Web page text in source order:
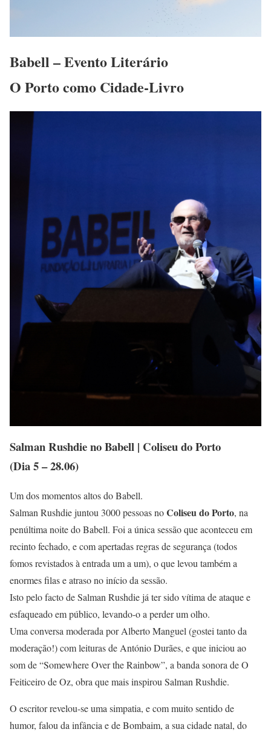
Babell – Evento Literário
O Porto como Cidade-Livro
Salman Rushdie no Babell | Coliseu do Porto
(Dia 5 – 28.06)
Um dos momentos altos do Babell.
Salman Rushdie juntou 3000 pessoas noColiseu do Porto, na
penúltima noite do Babell. Foi a única sessão que aconteceu em
recinto fechado, e com apertadas regras de segurança (todos
fomos revistados à entrada um a um), o que levou também a
enormes filas e atraso no início da sessão.
Isto pelo facto de Salman Rushdie já ter sido vítima de ataque e
esfaqueado em público, levando-o a perder um olho.
Uma conversa moderada por Alberto Manguel (gostei tanto da
moderação!) com leituras de António Durães, e que iniciou ao
som de “Somewhere Over the Rainbow”, a banda sonora de O
Feiticeiro de Oz, obra que mais inspirou Salman Rushdie.
O escritor revelou-se uma simpatia, e com muito sentido de
humor, falou da infância e de Bombaim, a sua cidade natal, do